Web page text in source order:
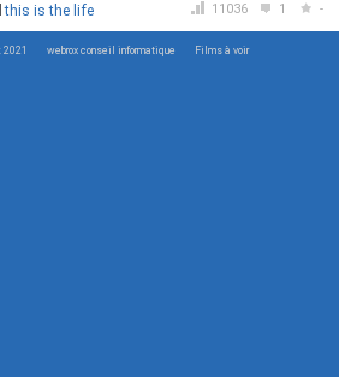
11036 1 -
this is the life
2021 webrox conseil informatique Films à voir